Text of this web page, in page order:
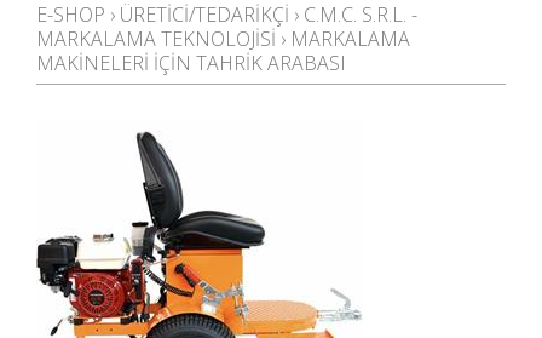
E-SHOP › ÜRETICI/TEDARIKÇI › C.M.C. S.R.L. -
MARKALAMA TEKNOLOJISI › MARKALAMA
MAKINELERI IÇIN TAHRIK ARABASI